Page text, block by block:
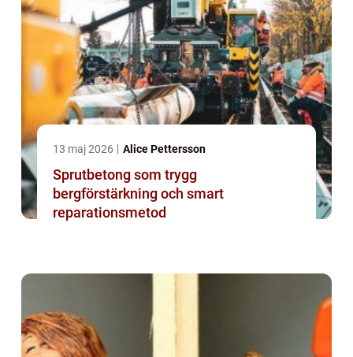
13 maj 2026 Alice Pettersson
Sprutbetong som trygg
bergförstärkning och smart
reparationsmetod